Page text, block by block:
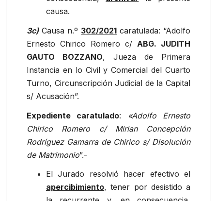
causa.
3c)Causa n.º 302/2021 caratulada: “Adolfo
Ernesto Chirico Romero c/ ABG. JUDITH
GAUTO BOZZANO, Jueza de Primera
Instancia en lo Civil y Comercial del Cuarto
Turno, Circunscripción Judicial de la Capital
s/ Acusación”.
Expediente caratulado:
«Adolfo Ernesto
Chirico Romero c/ Mirian Concepción
Rodríguez Gamarra de Chirico s/ Disolución
de Matrimonio”.-
El Jurado resolvió hacer efectivo el
apercibimiento, tener por desistido a